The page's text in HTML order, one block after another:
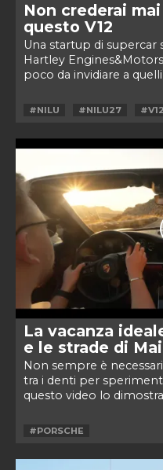
Non crederai
questo V12
Una startup di supercar
Hartley
poco da invidiare a quelli
#NILU #NILU27 #V12
La vacanza
e le strade di
Non sempre è
tra i denti per
questo video lo
#PORSCHE